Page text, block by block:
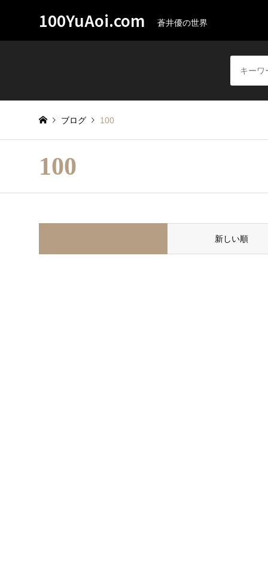
100YuAoi.com 蒼井優の世界
ブログ 100
100
新しい順